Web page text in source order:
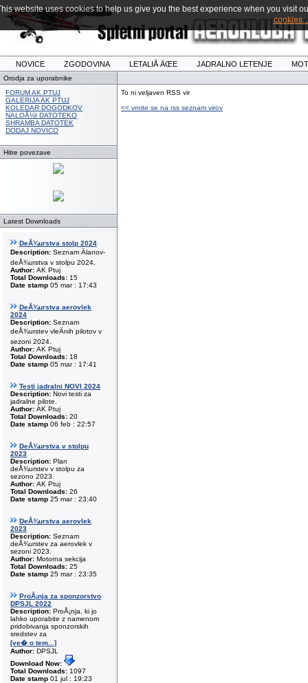
NOVICE ZGODOVINA LETALIÅ ÄŒE JADRALNO LETENJE
Orodja za uporabnike
FORUM AK PTUJ
GALERIJA AK PTUJ
KOLEDAR DOGODKOV
NALOÅ½I DATOTEKO
SHRAMBA DATOTEK
DODAJ NOVICO
Hitre povezave
Latest Downloads
DeÅ¾urstva stolp 2024
Description: Seznam Älanov-
deÅ¾urstva v stolpu 2024.
Author: AK Ptuj
Total Downloads: 15
Date stamp 05 mar : 17:43
DeÅ¾urstva aerovlek
2024
Description: Seznam
deÅ¾urstev vleÄnih pilotov v
sezoni 2024.
Author: AK Ptuj
Total Downloads: 18
Date stamp 05 mar : 17:41
Testi jadralni NOVI 2024
Description: Novi testi za
jadralne pilote.
Author: AK Ptuj
Total Downloads: 20
Date stamp 06 feb : 22:57
DeÅ¾urstva v stolpu
2023
Description: Plan
deÅ¾urstev v stolpu za
sezono 2023.
Author: AK Ptuj
Total Downloads: 26
Date stamp 25 mar : 23:40
DeÅ¾urstva aerovlek
2023
Description: Seznam
deÅ¾urstev za aerovlek v
sezoni 2023.
Author: Motorna sekcija
Total Downloads: 25
Date stamp 25 mar : 23:35
ProÅ¡nja za sponzorstvo
DPSJL 2022
Description: ProÅ¡nja, ki jo
lahko uporabite z namenom
pridobivanja sponzorskih
sredstev za
[ve� o tem...]
Author: DPSJL
Download Now:
Total Downloads: 1097
Date stamp 01 jul : 19:23
To ni veljaven RSS vir
<< vrnite se na rss seznam virov
website uses cookies to help us give you the best experience when you visit
cookies...